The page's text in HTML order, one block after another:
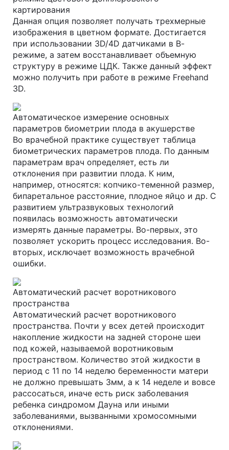
картирования
Данная опция позволяет получать трехмерные
изображения в цветном формате. Достигается
при использовании 3D/4D датчиками в В-
режиме, а затем восстанавливает объемную
структуру в режиме ЦДК. Также данный эффект
можно получить при работе в режиме Freehand
3D.
Автоматическое измерение основных
параметров биометрии плода в акушерстве
Во врачебной практике существует таблица
биометрических параметров плода. По данным
параметрам врач определяет, есть ли
отклонения при развитии плода. К ним,
например, относятся: копчико-теменной размер,
бипаретальное расстояние, плодное яйцо и др. С
развитием ультразвуковых технологий
появилась возможность автоматически
измерять данные параметры. Во-первых, это
позволяет ускорить процесс исследования. Во-
вторых, исключает возможность врачебной
ошибки.
Автоматический расчет воротникового
пространства
Автоматический расчет воротникового
пространства. Почти у всех детей происходит
накопление жидкости на задней стороне шеи
под кожей, называемой воротниковым
пространством. Количество этой жидкости в
период с 11 по 14 неделю беременности матери
не должно превышать 3мм, а к 14 неделе и вовсе
рассосаться, иначе есть риск заболевания
ребенка синдромом Дауна или иными
заболеваниями, вызванными хромосомными
отклонениями.